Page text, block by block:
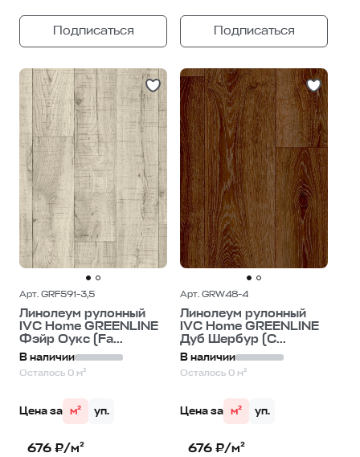
Подписаться Подписаться
Арт. GRF591-3,5
Линолеум рулонный
IVC Home GREENLINE
Фэйр Оукс (Fa...
В наличии
Осталось 0 м²
Цена за м² уп.
676 ₽/м²
Арт. GRW48-4
Линолеум рулонный
IVC Home GREENLINE
Дуб Шербур (C...
В наличии
Осталось 0 м²
Цена за м² уп.
676 ₽/м²